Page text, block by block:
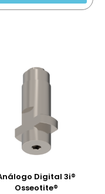
Digital 3i®
Osseotite®